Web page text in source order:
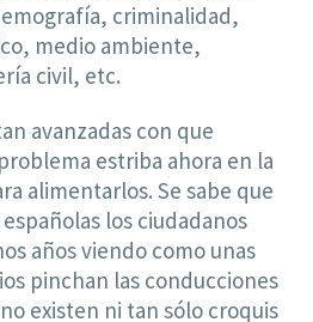
criminalidad,
medio ambiente,
civil, etc.
avanzadas con que
estriba ahora en la
alimentarlos. Se sabe que
los ciudadanos
años viendo como unas
pinchan las conducciones
existen ni tan sólo croquis